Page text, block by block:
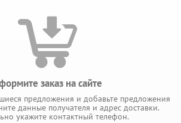
заказ на сайте
предложения и добавьте предложения
данные получателя и адрес доставки.
укажите контактный телефон.